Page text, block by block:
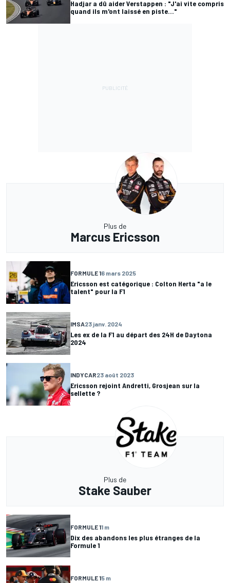
Hadjar a dû aider Verstappen : "J'ai vite compris
quand ils m'ont laissé en piste..."
Plus de
Marcus Ericsson
FORMULE 16 mars 2025
Ericsson est catégorique : Colton Herta "a le
talent" pour la F1
IMSA23 janv. 2024
Les ex de la F1 au départ des 24H de Daytona
2024
INDYCAR23 août 2023
Ericsson rejoint Andretti, Grosjean sur la
sellette ?
Plus de
Stake Sauber
FORMULE 11 m
Dix des abandons les plus étranges de la
Formule 1
FORMULE 15 m